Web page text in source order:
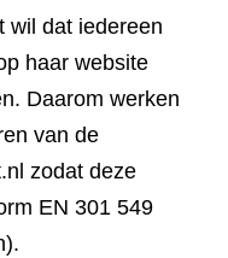
wil dat iedereen
haar website
Daarom werken
van de
zodat deze
EN 301 549